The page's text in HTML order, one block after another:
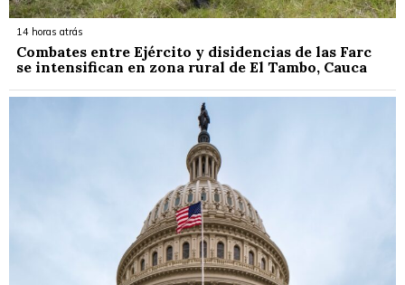
14 horas atrás
Combates entre Ejército y disidencias de las Farc
se intensifican en zona rural de El Tambo, Cauca